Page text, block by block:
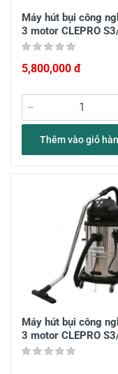
Máy hút bụi công
3 motor CLEPRO
5,800,000 đ
Thêm vào giỏ
Máy hút bụi công
3 motor CLEPRO